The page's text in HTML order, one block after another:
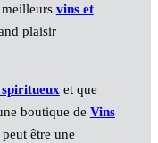
meilleurs vins et
plaisir
et que
boutique de Vins
être une